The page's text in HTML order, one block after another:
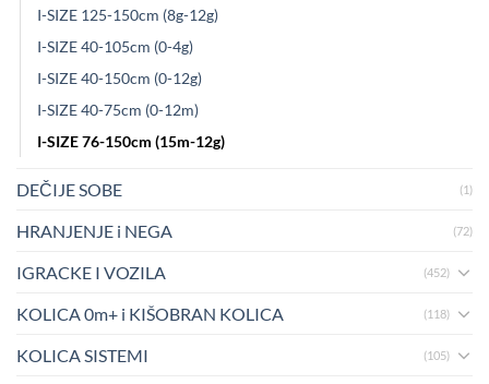
I-SIZE 125-150cm (8g-12g)
I-SIZE 40-105cm (0-4g)
I-SIZE 40-150cm (0-12g)
I-SIZE 40-75cm (0-12m)
I-SIZE 76-150cm (15m-12g)
DEČIJE SOBE (1)
HRANJENJE i NEGA (72)
IGRACKE I VOZILA (452)
KOLICA 0m+ i KIŠOBRAN KOLICA (118)
KOLICA SISTEMI (105)